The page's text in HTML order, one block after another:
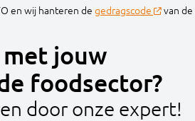
en wij hanteren de gedragscode
van de
jouw
foodsector?
door onze expert!